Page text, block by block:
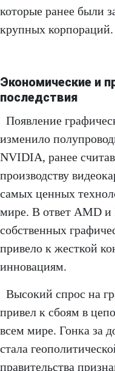
которые ранее были
крупных корпораций.
Экономические и
последствия
Появление
изменило
NVIDIA, ранее
производству
самых ценных
мире. В ответ AMD и
собственных
привело к жесткой
инновациям.
Высокий спрос на
привел к сбоям в
всем мире. Гонка за
стала
правительства